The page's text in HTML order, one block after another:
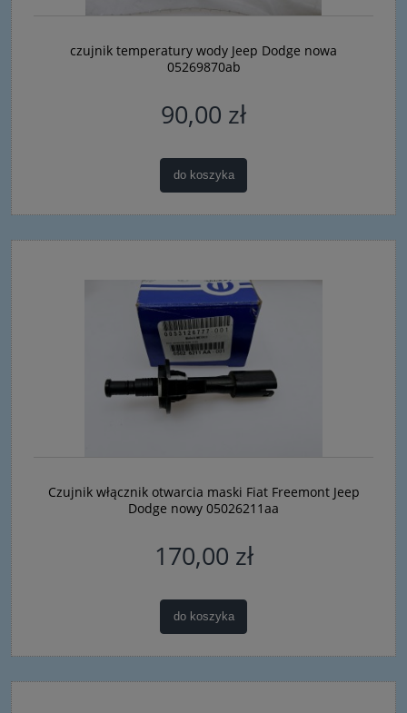
czujnik temperatury wody Jeep Dodge nowa
05269870ab
90,00 zł
do koszyka
Czujnik włącznik otwarcia maski Fiat Freemont Jeep
Dodge nowy 05026211aa
170,00 zł
do koszyka